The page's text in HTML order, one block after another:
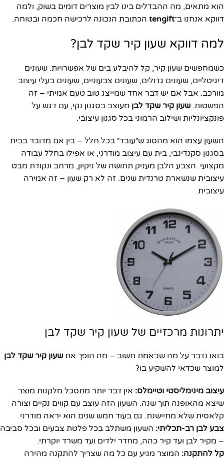
הוא מתאים, מה ההבדלים בינו לבין מוצרים דומים בשוק, ולמה
דווקא אנחנו ב־tengift הכתובת הנכונה לרכישה חכמה ובטוחה.
למה דווקא שעון קיר שקד לבן?
כשמחפשים שעון קיר, קל להיבלע בים של אפשרויות: שעונים
דיגיטליים, שעונים גדולים, שעונים צבעוניים, שעונים בעלי עיצוב
מורכב. אבל אם יש דבר אחד שמייצג טוב טעם אמיתי – זה
הפשטות. שעון קיר שקד לבן מעוצב בסגנון נקי, עם דגש על
פונקציונליות ושילוב הרמוני בכל סגנון עיצובי.
השעון עצמו הוא מהסוג ש״עובד״ בכל חלל – בין אם מדובר בבית
בסגנון סקנדינבי, בית עם עיצוב מודרני, או אפילו בחלל עבודה
מקצועי. הצבע הלבן מעניק תחושה של ניקיון, מרחב ונקודת מבט
עיצובית שנשארת טרנדית שנים. זה לא רק שעון – זה אמירה
עיצובית.
יתרונות מרכזיים של שעון קיר שקד לבן
בואו נדבר על מה שבאמת חשוב – מה הופך את שעון קיר שקד לבן
למוצר שכדאי להשקיע בו?
עיצוב מינימליסטי וטיימלס: אין דבר יותר מתסכל מלקנות מוצר
שיצא מהאופנה תוך שנה. השעון הזה עוצב עם קווים נקיים וצורה
קלאסית שלא מתיישנת. גם בעוד חמש שנים הוא יראה מודרני.
צבע לבן רב-תכליתי: השעון משתלב בכל פלטת צבעים ובכל סביבה
– מקיר לבן ועד קיר כהה, מחדר ילדים ועד משרד יוקרתי.
קל להתקנה: המוצר מגיע עם כל מה שצריך להתקנה מהירה